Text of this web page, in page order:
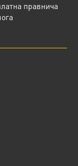
правнича